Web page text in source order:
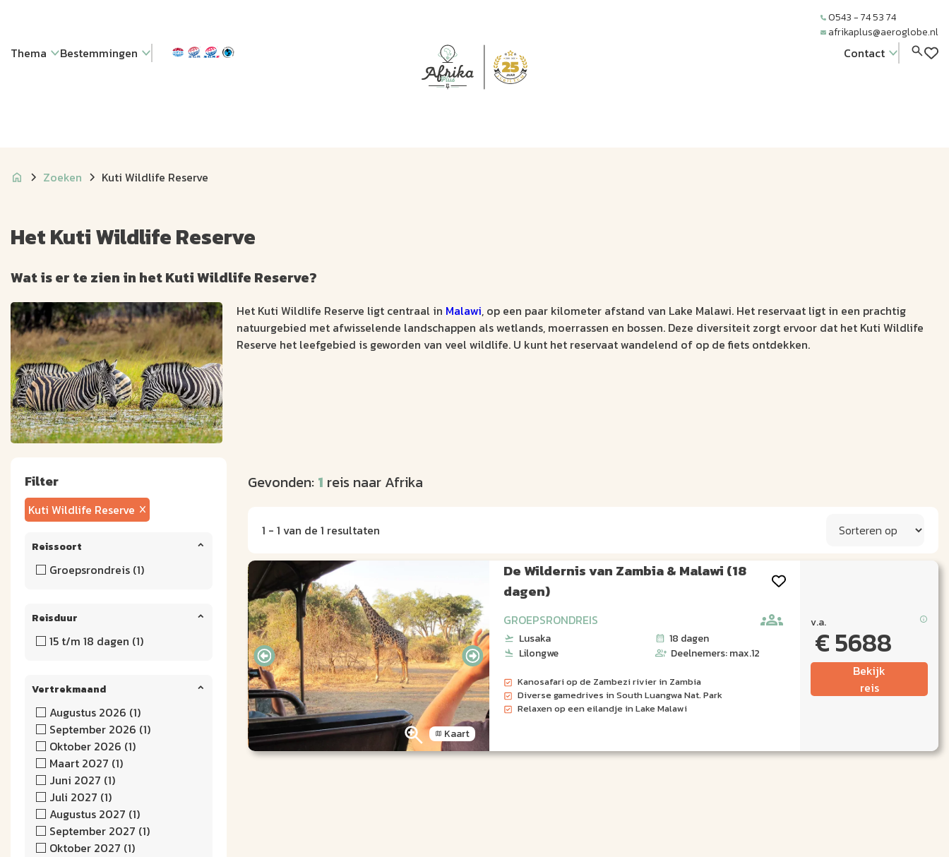
Thema Bestemmingen
JUBIL EUM
0543 - 74 53 74
afrikaplus@aeroglobe.nl
Contact
Zoeken Kuti Wildlife Reserve
Het Kuti Wildlife Reserve
Wat is er te zien in het Kuti Wildlife Reserve?
Het Kuti Wildlife Reserve ligt centraal in Malawi, op een paar kilometer afstand van Lake Malawi. Het reservaat ligt in een prachtig
natuurgebied met afwisselende landschappen als wetlands, moerrassen en bossen. Deze diversiteit zorgt ervoor dat het Kuti Wildlife
Reserve het leefgebied is geworden van veel wildlife. U kunt het reservaat wandelend of op de fiets ontdekken.
Filter
Kuti Wildlife Reserve
Reissoort
Groepsrondreis (1)
Reisduur
15 t/m 18 dagen (1)
Vertrekmaand
Augustus 2026 (1)
September 2026 (1)
Oktober 2026 (1)
Maart 2027 (1)
Juni 2027 (1)
Juli 2027 (1)
Augustus 2027 (1)
September 2027 (1)
Oktober 2027 (1)
Gevonden: 1 reis naar Afrika
1 - 1 van de 1 resultaten
Kaart
De Wildernis van Zambia & Malawi (18
dagen)
GROEPSRONDREIS
Lusaka
18 dagen
Lilongwe
Deelnemers: max.12
Kanosafari op de Zambezi rivier in Zambia
Diverse gamedrives in South Luangwa Nat. Park
Relaxen op een eilandje in Lake Malawi
v.a.
€ 5688
Bekijk
reis